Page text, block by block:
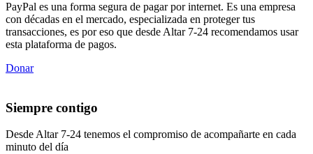
PayPal es una forma segura de pagar por internet. Es una empresa
con décadas en el mercado, especializada en proteger tus
transacciones, es por eso que desde Altar 7-24 recomendamos usar
esta plataforma de pagos.
Donar
Siempre contigo
Desde Altar 7-24 tenemos el compromiso de acompañarte en cada
minuto del día